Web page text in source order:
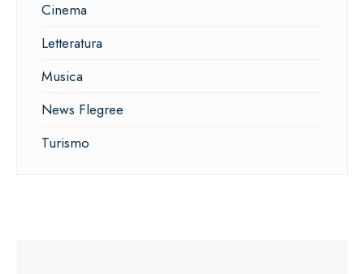
Cinema
Letteratura
Musica
News Flegree
Turismo